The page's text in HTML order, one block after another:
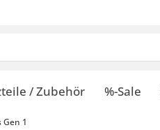
/ Zubehör %-Sale
Gen 1